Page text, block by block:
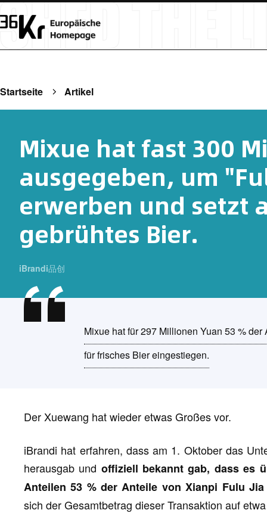
Startseite Artikel
Mixue hat fast 300
ausgegeben, um
erwerben und setzt
gebrühtes Bier.
iBrandi品创
Mixue hat für 297 Millionen Yuan 53 %
für frisches Bier eingestiegen.
Der Xuewang hat wieder etwas Großes vor.
iBrandi hat erfahren, dass am 1. Oktober das
herausgab und offiziell bekannt gab, dass es
Anteilen 53 % der Anteile von Xianpi Fulu
sich der Gesamtbetrag dieser Transaktion auf